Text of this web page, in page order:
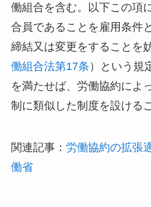
働組合を含む。以下この項
合員であることを雇用条件
締結又は変更をすることを
働組合法第17条 ）という規
を満たせば、労働協約によ
制に類似した制度を設ける
関連記事： 労働協約の拡張
働省